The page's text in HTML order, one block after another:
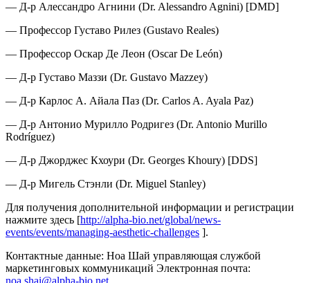
— Д-р Алессандро Агнини (Dr. Alessandro Agnini) [DMD]
— Профессор Густаво Рилез (Gustavo Reales)
— Профессор Оскар Де Леон (Oscar De León)
— Д-р Густаво Маззи (Dr. Gustavo Mazzey)
— Д-р Карлос А. Айала Паз (Dr. Carlos A. Ayala Paz)
— Д-р Антонио Мурилло Родригез (Dr. Antonio Murillo
Rodríguez)
— Д-р Джорджес Кхоури (Dr. Georges Khoury) [DDS]
— Д-р Мигель Стэнли (Dr. Miguel Stanley)
Для получения дополнительной информации и регистрации
нажмите здесь [http://alpha-bio.net/global/news-
events/events/managing-aesthetic-challenges ].
Контактные данные: Ноа Шай управляющая службой
маркетинговых коммуникаций Электронная почта: